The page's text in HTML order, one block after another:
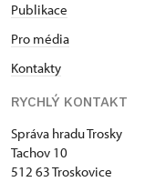
Publikace
Pro média
Kontakty
RYCHLÝ KONTAKT
Správa hradu Trosky
Tachov 10
512 63 Troskovice